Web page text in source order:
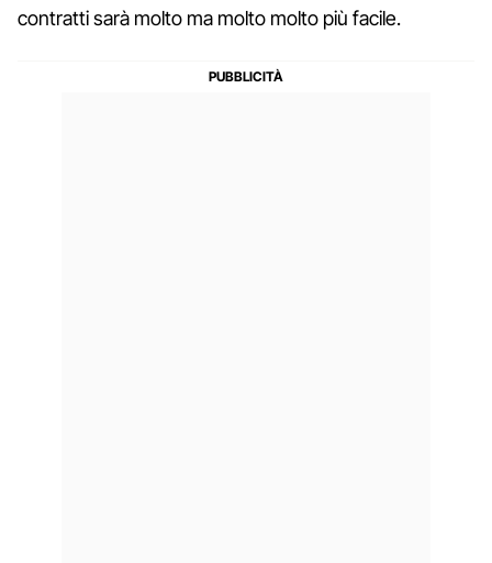
contratti sarà molto ma molto molto più facile.